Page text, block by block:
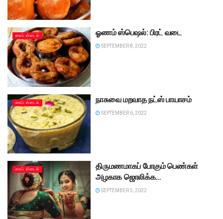
லைப் ஸ்டைல் ஓணம் ஸ்பெஷல்: பிரட் வடை
SEPTEMBER 8, 2022
லைப் ஸ்டைல் நாசுவை மறவாத நட்ஸ் பாயாசம்
SEPTEMBER 6, 2022
லைப் ஸ்டைல்
திருமணமாகப் போகும் பெண்கள்
அழகாக ஜொலிக்க…
SEPTEMBER 5, 2022